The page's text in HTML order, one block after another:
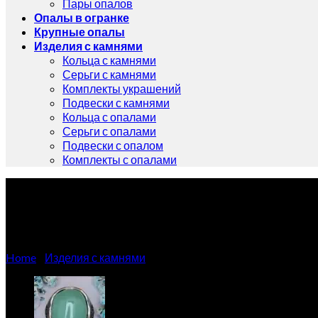
Пары опалов
Опалы в огранке
Крупные опалы
Изделия с камнями
Кольца с камнями
Серьги с камнями
Комплекты украшений
Подвески с камнями
Кольца с опалами
Серьги с опалами
Подвески с опалом
Комплекты с опалами
Home Изделия с камнями